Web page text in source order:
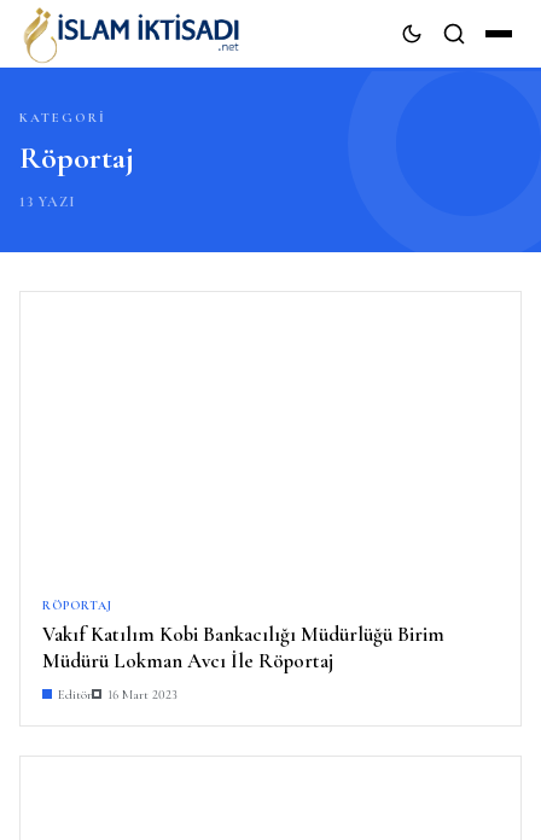
KATEGORI
Röportaj
13 YAZI
RÖPORTAJ
Vakıf Katılım Kobi Bankacılığı Müdürlüğü Birim
Müdürü Lokman Avcı İle Röportaj
Editör 16 Mart 2023